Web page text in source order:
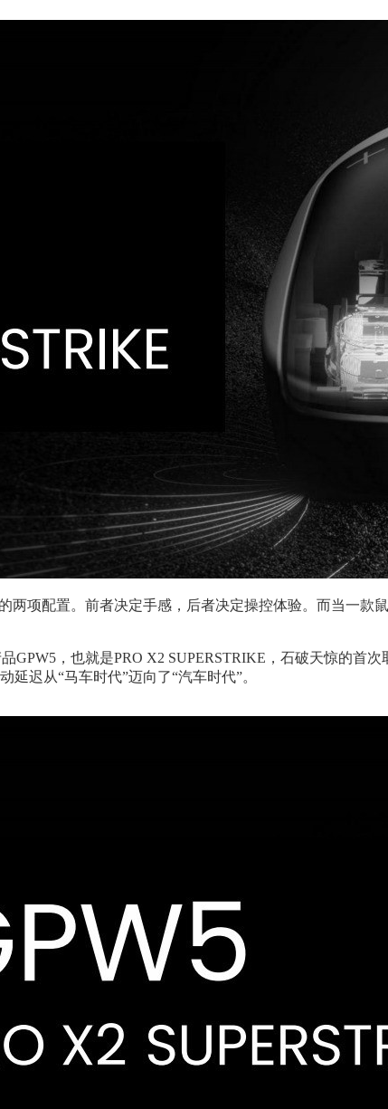
两项配置。前者决定手感，后者决定操控体验。而当一款
GPW5，也就是PRO X2 SUPERSTRIKE，石破天惊的首
迟从“马车时代”迈向了“汽车时代”。